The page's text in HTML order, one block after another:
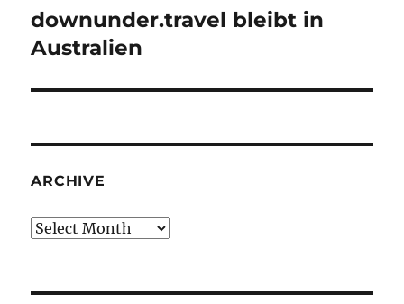
Next
post:
downunder.travel bleibt in
Australien
ARCHIVE
Archive